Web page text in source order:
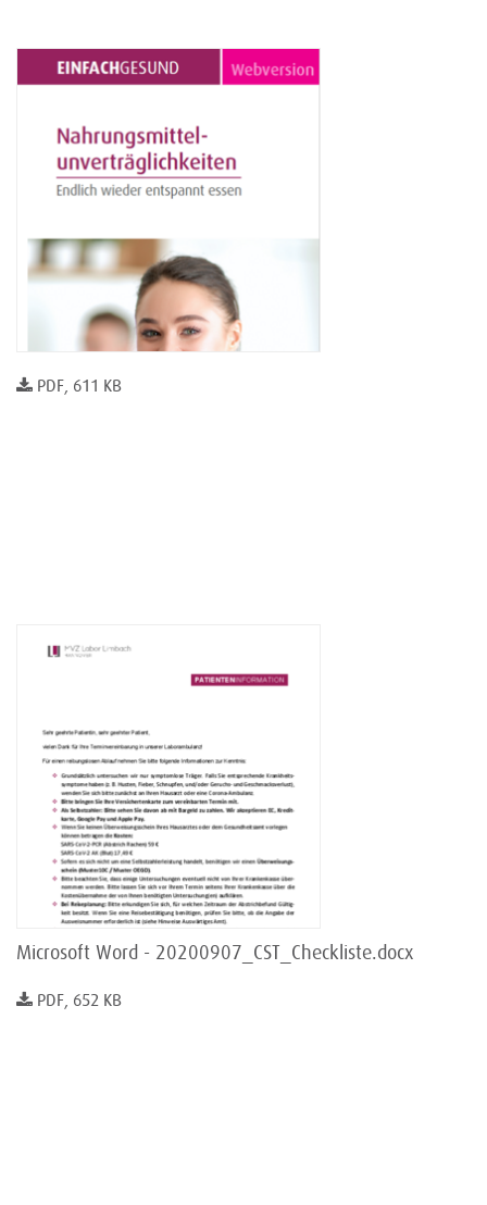
PDF, 611 KB
Microsoft Word - 20200907_CST_Checkliste.docx
PDF, 652 KB